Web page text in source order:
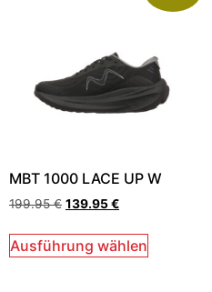
MBT 1000 LACE UP W
199.95€ 139.95€
Ausführung wählen